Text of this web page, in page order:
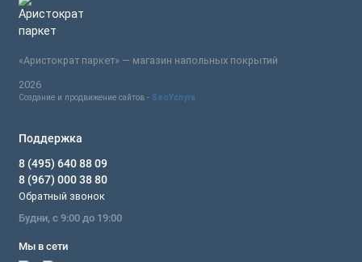
«Аристократ паркет» — магазин напольных покрытий
2026
Создание и продвижение сайтов - SeoУслуга
Поддержка
8 (495) 640 88 09
8 (967) 000 38 80
Обратный звонок
Будни, с 9:00 до 19:00
Мы в сети